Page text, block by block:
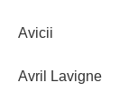
Avicii
Avril Lavigne